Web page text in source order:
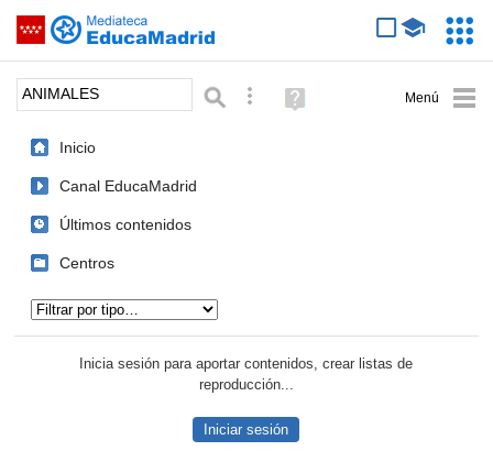
Saltar navegación
Palabra o frase: Búsqueda avanzada
Ayuda
(en
Inicio
Canal EducaMadrid
Últimos contenidos
Centros
Inicia sesión para aportar contenidos, crear listas de
reproducción...
Iniciar sesión